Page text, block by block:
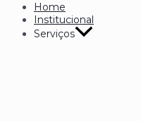
Home
Institucional
Serviços